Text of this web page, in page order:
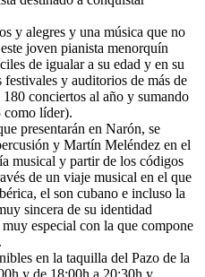
y alegres y una música que no
joven pianista menorquín
de igualar a su edad y en su
festivales y auditorios de más de
conciertos al año y sumando
como líder).
presentarán en Narón, se
y Martín Meléndez en el
musical y partir de los códigos
de un viaje musical en el que
el son cubano e incluso la
sincera de su identidad
especial con la que compone
en la taquilla del Pazo de la
y de 18:00h a 20:30h y